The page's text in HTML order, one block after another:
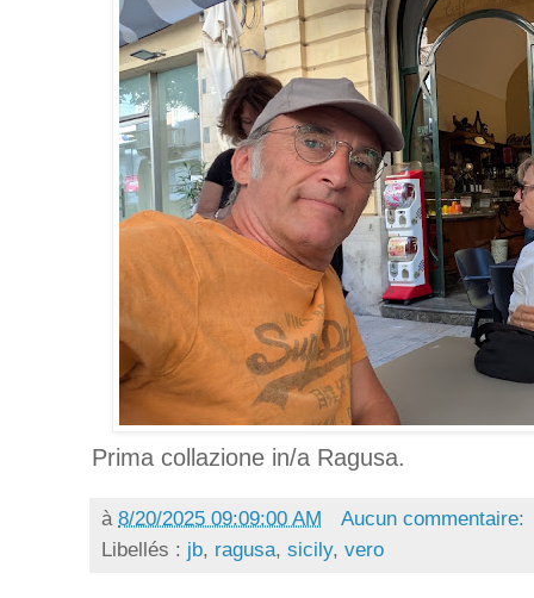
Prima collazione in/a Ragusa.
à 8/20/2025 09:09:00 AM
Aucun commentaire:
Libellés : jb, ragusa, sicily, vero